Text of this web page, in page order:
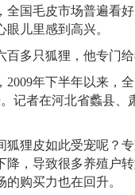
全国毛皮市场普遍看
眼儿里感到高兴。
百多只狐狸，他专门给
2009年下半年以来，
记者在河北省蠡县
狐狸皮如此受宠呢？
降，导致很多养殖户
的购买力也在回升。